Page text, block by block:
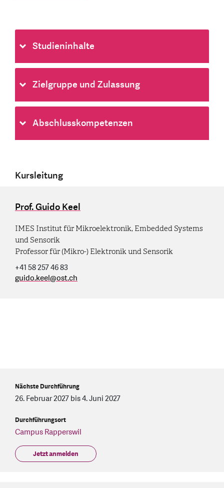
Studieninhalte
Zielgruppe und Zulassung
Abschlusskompetenzen
Kursleitung
Prof. Guido Keel
IMES Institut für Mikroelektronik, Embedded Systems
und Sensorik
Professor für (Mikro-) Elektronik und Sensorik
+41 58 257 46 83
guido.keel@ost.ch
Nächste Durchführung
26. Februar 2027 bis 4. Juni 2027
Durchführungsort
Campus Rapperswil
Jetzt anmelden